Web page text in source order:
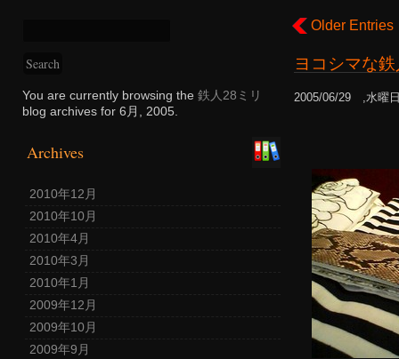
You are currently browsing the 鉄人28ミリ
blog archives for 6月, 2005.
Archives
2010年12月
2010年10月
2010年4月
2010年3月
2010年1月
2009年12月
2009年10月
2009年9月
Older Entries
ヨコシマな
2005/06/29 ,水曜